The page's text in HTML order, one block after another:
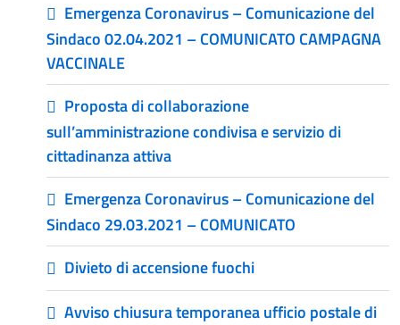
Emergenza Coronavirus – Comunicazione del
Sindaco 02.04.2021 – COMUNICATO CAMPAGNA
VACCINALE
Proposta di collaborazione
sull’amministrazione condivisa e servizio di
cittadinanza attiva
Emergenza Coronavirus – Comunicazione del
Sindaco 29.03.2021 – COMUNICATO
Divieto di accensione fuochi
Avviso chiusura temporanea ufficio postale di